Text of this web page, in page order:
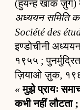
(हुयन्ह खाक ज़ुंग)
अध्ययन समिति
Société des
इण्डोचीनी
१९५५ ;
ज़ियाओ ज़ुक,
«मुझे प्रायः
कभी नहीं लौटता ;